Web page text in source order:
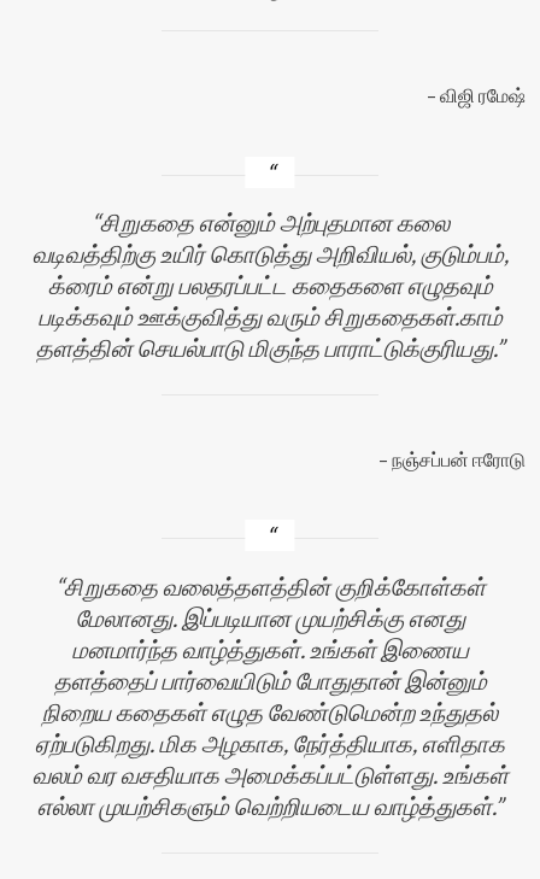
விஜி ரமேஷ்
சிறுகதை என்னும் அற்புதமான கலை
வடிவத்திற்கு உயிர் கொடுத்து அறிவியல், குடும்பம்,
க்ரைம் என்று பலதரப்பட்ட கதைகளை எழுதவும்
படிக்கவும் ஊக்குவித்து வரும் சிறுகதைகள்.காம்
தளத்தின் செயல்பாடு மிகுந்த பாராட்டுக்குரியது.
நஞ்சப்பன் ஈரோடு
சிறுகதை வலைத்தளத்தின் குறிக்கோள்கள்
மேலானது. இப்படியான முயற்சிக்கு எனது
மனமார்ந்த வாழ்த்துகள். உங்கள் இணைய
தளத்தைப் பார்வையிடும் போதுதான் இன்னும்
நிறைய கதைகள் எழுத வேண்டுமென்ற உந்துதல்
ஏற்படுகிறது. மிக அழகாக, நேர்த்தியாக, எளிதாக
வலம் வர வசதியாக அமைக்கப்பட்டுள்ளது. உங்கள்
எல்லா முயற்சிகளும் வெற்றியடைய வாழ்த்துகள்.